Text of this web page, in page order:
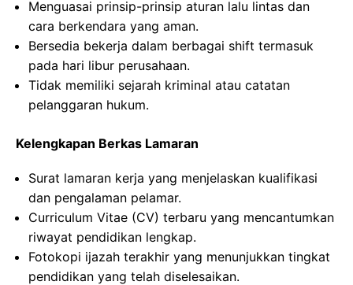
Menguasai prinsip-prinsip aturan lalu lintas dan
cara berkendara yang aman.
Bersedia bekerja dalam berbagai shift termasuk
pada hari libur perusahaan.
Tidak memiliki sejarah kriminal atau catatan
pelanggaran hukum.
Kelengkapan Berkas Lamaran
Surat lamaran kerja yang menjelaskan kualifikasi
dan pengalaman pelamar.
Curriculum Vitae (CV) terbaru yang mencantumkan
riwayat pendidikan lengkap.
Fotokopi ijazah terakhir yang menunjukkan tingkat
pendidikan yang telah diselesaikan.